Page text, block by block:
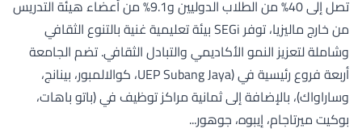
تصل إلى 40% من الطلاب الدوليين و9.1% من أعضاء هيئة التدريس
من خارج ماليزيا، توفر SEGi بيئة تعليمية غنية بالتنوع الثقافي
وشاملة لتعزيز النمو الأكاديمي والتبادل الثقافي. تضم الجامعة
أربعة فروع رئيسية في (UEP Subang Jaya، كوالالمبور، بينانج،
وساراواك)، بالإضافة إلى ثمانية مراكز توظيف في (باتو باهات،
بوكيت ميرتاجام، إيبوه، جوهور...